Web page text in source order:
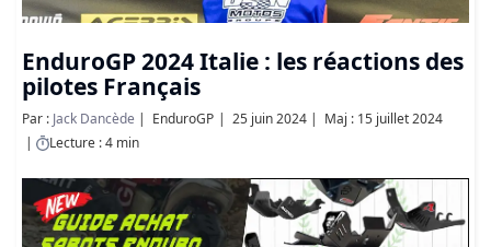
EnduroGP 2024 Italie : les réactions des
pilotes Français
Par : Jack Dancède EnduroGP 25 juin 2024
Maj : 15 juillet 2024
Lecture : 4 min